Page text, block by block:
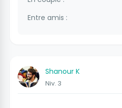
Entre amis :
Shanour K
Niv. 3